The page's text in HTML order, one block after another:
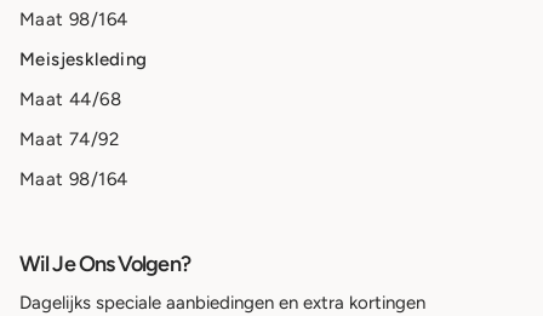
Maat 98/164
Meisjeskleding
Maat 44/68
Maat 74/92
Maat 98/164
Wil Je Ons Volgen?
Dagelijks speciale aanbiedingen en extra kortingen